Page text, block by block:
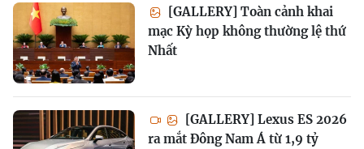
[GALLERY] Toàn cảnh khai
mạc Kỳ họp không thường lệ thứ
Nhất
[GALLERY] Lexus ES 2026
ra mắt Đông Nam Á từ 1,9 tỷ